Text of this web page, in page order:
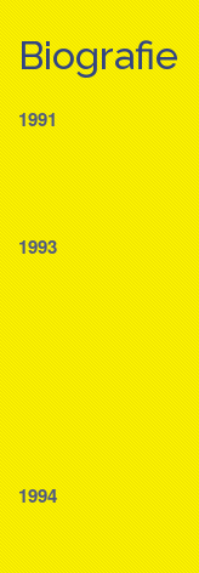
Biografie
1991
1993
1994